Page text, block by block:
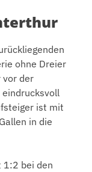
ohne Dreier
vor der
ist mit
in die
1:2 bei den